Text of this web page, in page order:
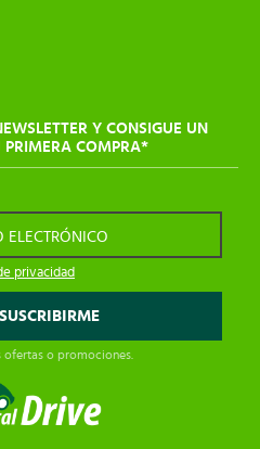
Y CONSIGUE UN
PRIMERA COMPRA*
ELECTRÓNICO
privacidad
o promociones.